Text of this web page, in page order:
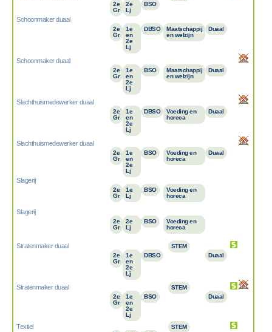
2e
Gr
2e
Lj
BSO
Schoonmaker duaal
2e
Gr
1e
en
2e
Lj
DBSO
Maatschappij
en welzijn
Duaal
Schoonmaker duaal
2e
Gr
1e
en
2e
Lj
BSO
Maatschappij
en welzijn
Duaal
Slachthuismedewerker duaal
2e
Gr
1e
en
2e
Lj
DBSO
Voeding en
horeca
Duaal
Slachthuismedewerker duaal
2e
Gr
1e
en
2e
Lj
BSO
Voeding en
horeca
Duaal
Slagerij
2e
Gr
1e
Lj
BSO
Voeding en
horeca
Slagerij
2e
Gr
2e
Lj
BSO
Voeding en
horeca
Stratenmaker duaal
2e
Gr
1e
en
2e
Lj
DBSO
STEM
Duaal
Stratenmaker duaal
2e
Gr
1e
en
2e
Lj
BSO
STEM
Duaal
Textiel STEM